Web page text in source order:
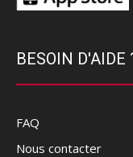
BESOIN D'AIDE
FAQ
Nous contacter